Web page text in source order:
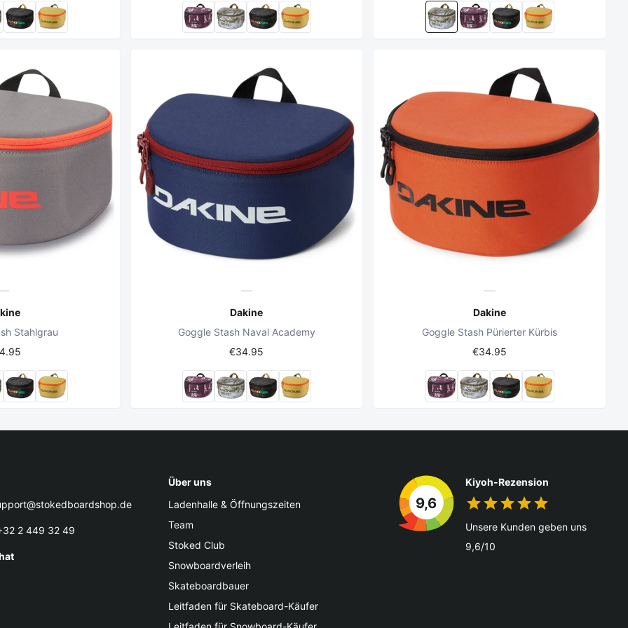
Stahlgrau
Dakine
Goggle Stash Naval Academy
€34.95
Dakine
Goggle Stash Pürierter Kürbis
€34.95
Über uns
Ladenhalle & Öffnungszeiten
Team
Stoked Club
Snowboardverleih
Skateboardbauer
Leitfaden für Skateboard-Käufer
2 449 32 49
9,6
Kiyoh-Rezension
Unsere Kunden geben uns
9,6/10